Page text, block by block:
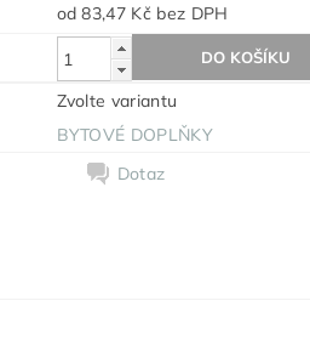
od 83,47 Kč bez DPH
Zvolte variantu
BYTOVÉ DOPLŇKY
Dotaz